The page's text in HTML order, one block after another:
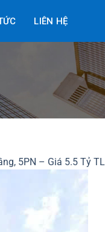
LIÊN HỆ
5PN – Giá 5.5 Tỷ TL